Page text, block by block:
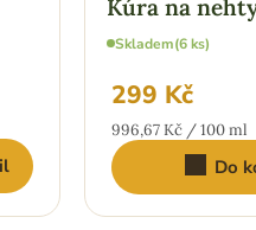
Kúra na
Skladem(6 ks)
299 Kč
Měrná
cena:
996,67 Kč / 100 ml
Do